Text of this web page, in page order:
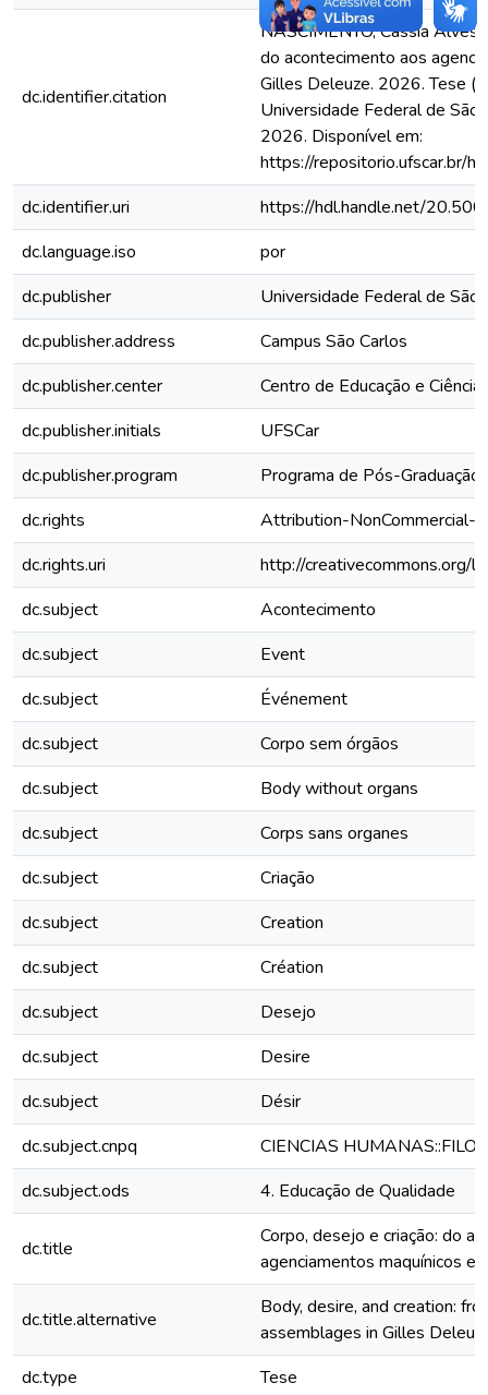
dc.identifier.citation
NASCIMENTO, Cássia Alves
do acontecimento aos
Gilles Deleuze. 2026. Tese
Universidade Federal de São
2026. Disponível em:
https://repositorio.ufscar.br/
dc.identifier.uri
https://hdl.handle.net/
dc.language.iso
por
dc.publisher
Universidade Federal de São
dc.publisher.address
Campus São Carlos
dc.publisher.center
Centro de Educação e
dc.publisher.initials
UFSCar
dc.publisher.program
Programa de Pós-
dc.rights
Attribution-NonCommercial-
dc.rights.uri
http://creativecommons.org/
dc.subject
Acontecimento
dc.subject
Event
dc.subject
Événement
dc.subject
Corpo sem órgãos
dc.subject
Body without organs
dc.subject
Corps sans organes
dc.subject
Criação
dc.subject
Creation
dc.subject
Création
dc.subject
Desejo
dc.subject
Desire
dc.subject
Désir
dc.subject.cnpq
CIENCIAS
dc.subject.ods
4. Educação de Qualidade
dc.title
Corpo, desejo e criação: do
agenciamentos maquínicos
dc.title.alternative
Body, desire, and creation:
assemblages in Gilles
dc.type
Tese